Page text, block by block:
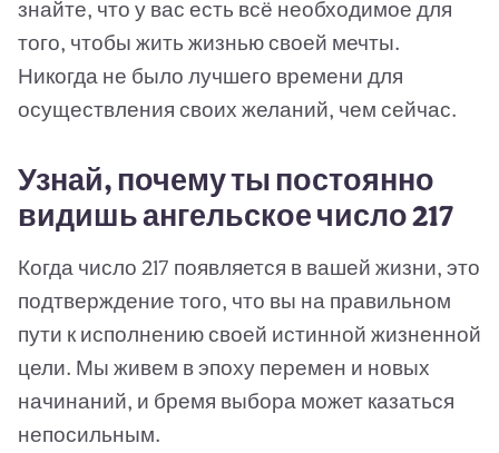
знайте, что у вас есть всё необходимое для
того, чтобы жить жизнью своей мечты.
Никогда не было лучшего времени для
осуществления своих желаний, чем сейчас.
Узнай, почему ты постоянно
видишь ангельское число 217
Когда число 217 появляется в вашей жизни, это
подтверждение того, что вы на правильном
пути к исполнению своей истинной жизненной
цели. Мы живем в эпоху перемен и новых
начинаний, и бремя выбора может казаться
непосильным.